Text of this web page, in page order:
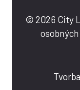
© 2026 City